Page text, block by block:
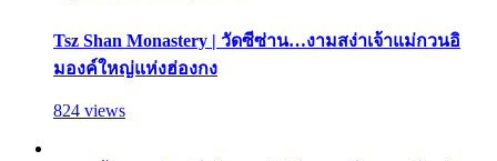
Tsz Shan Monastery | วัดซีซ่าน…งามสง่าเจ้าแม่กวนอิ
มองค์ใหญ่แห่งฮ่องกง
824 views